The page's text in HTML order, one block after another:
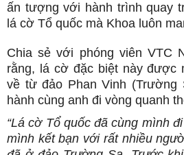
ấn tượng với hành trình quay
lá cờ Tổ quốc mà Khoa luôn
Chia sẻ với phóng viên VTC
rằng, lá cờ đặc biệt này được
về từ đảo Phan Vinh (Trường
hành cùng anh đi vòng quanh
“Lá cờ Tổ quốc đã cùng mình
mình kết bạn với rất nhiều